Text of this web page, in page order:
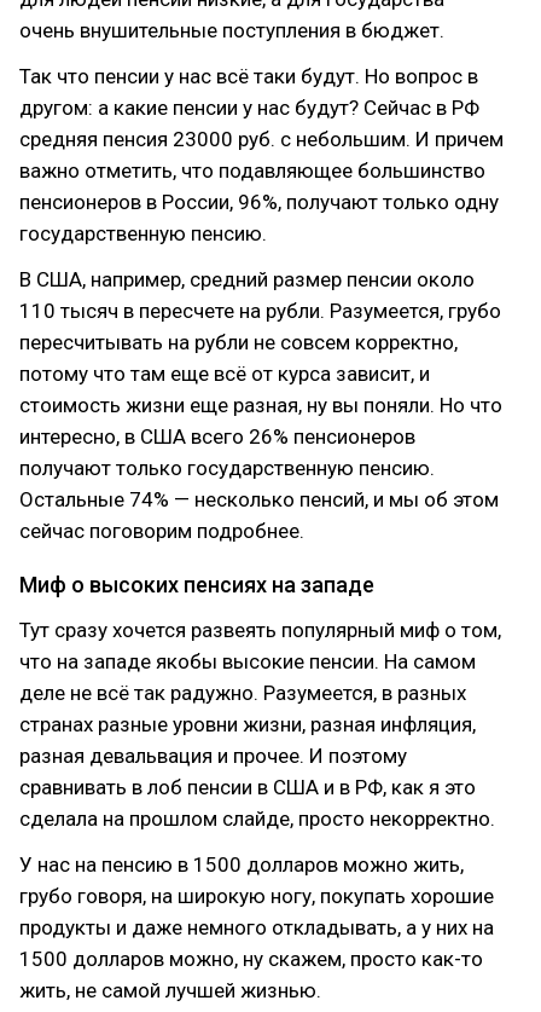
очень внушительные поступления в бюджет.
Так что пенсии у нас всё таки будут. Но вопрос в
другом: а какие пенсии у нас будут? Сейчас в РФ
средняя пенсия 23000 руб. с небольшим. И причем
важно отметить, что подавляющее большинство
пенсионеров в России, 96%, получают только одну
государственную пенсию.
В США, например, средний размер пенсии около
110 тысяч в пересчете на рубли. Разумеется, грубо
пересчитывать на рубли не совсем корректно,
потому что там еще всё от курса зависит, и
стоимость жизни еще разная, ну вы поняли. Но что
интересно, в США всего 26% пенсионеров
получают только государственную пенсию.
Остальные 74% — несколько пенсий, и мы об этом
сейчас поговорим подробнее.
Миф о высоких пенсиях на западе
Тут сразу хочется развеять популярный миф о том,
что на западе якобы высокие пенсии. На самом
деле не всё так радужно. Разумеется, в разных
странах разные уровни жизни, разная инфляция,
разная девальвация и прочее. И поэтому
сравнивать в лоб пенсии в США и в РФ, как я это
сделала на прошлом слайде, просто некорректно.
У нас на пенсию в 1500 долларов можно жить,
грубо говоря, на широкую ногу, покупать хорошие
продукты и даже немного откладывать, а у них на
1500 долларов можно, ну скажем, просто как-то
жить, не самой лучшей жизнью.